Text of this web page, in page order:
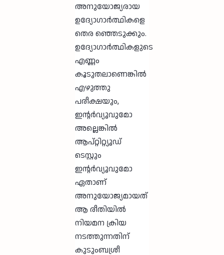
അനുയോജ്യരായ
ഉദ്യോഗാർത്ഥികളെ
തെര ഞ്ഞെടുക്കും.
ഉദ്യോഗാർത്ഥികളുടെ
എണ്ണം
കൂടുതലാണെങ്കിൽ
എഴുത്തു
പരീക്ഷയും,
ഇന്റർവ്യൂവുമോ
അല്ലെങ്കിൽ
ആപ്റ്റിറ്റ്യൂഡ്
ടെസ്റ്റും
ഇന്റർവ്യൂവുമോ
ഏതാണ്
അനുയോജ്യമായത്
ആ രീതിയിൽ
നിയമന ക്രിയ
നടത്തുന്നതിന്
കുടുംബശ്രീ